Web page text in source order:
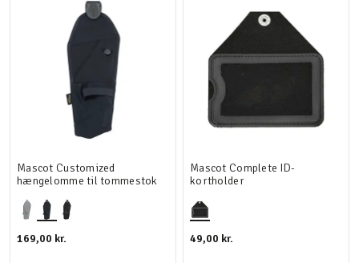
Mascot Customized
hængelomme til tommestok
169,00 kr.
Mascot Complete ID-
kortholder
49,00 kr.